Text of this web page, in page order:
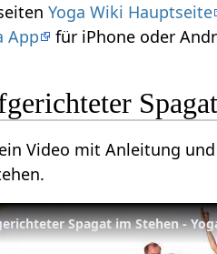
Yoga Wiki Hauptseite
App
für iPhone oder
Video mit Anleitung
Spagat im Stehen -